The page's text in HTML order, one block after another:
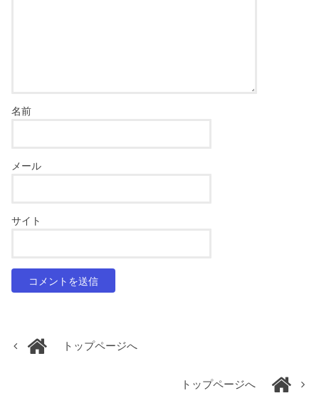
名前
メール
サイト
トップページへ
トップページへ